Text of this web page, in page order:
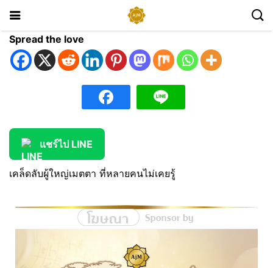
Spread the love
แชร์ไป LINE
เคล็ดลับผู้ใหญ่เมตตา ที่หลายคนไม่เคยรู้